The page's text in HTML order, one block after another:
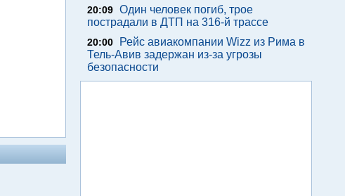
20:09 Один человек погиб, трое
пострадали в ДТП на 316-й трассе
20:00
Рейс авиакомпании Wizz из Рима в
Тель-Авив задержан из-за угрозы
безопасности